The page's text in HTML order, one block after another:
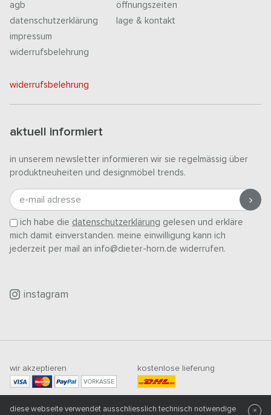
agb
datenschutzerklärung
impressum
widerrufsbelehrung
öffnungszeiten
lage & kontakt
widerrufsbelehrung
aktuell informiert
in unserem newsletter informieren wir sie regelmässig über
produktneuheiten und designmöbel trends.
e-mail adresse
ich habe die datenschutzerklärung gelesen und erkläre
mich damit einverstanden. meine einwilligung kann ich
jederzeit per mail an info@dieter-horn.de widerrufen.
instagram
wir akzeptieren
VORKASSE
kostenlose lieferung
500CHF
diese webseite verwendet ausschliesslich technisch notwendige
×